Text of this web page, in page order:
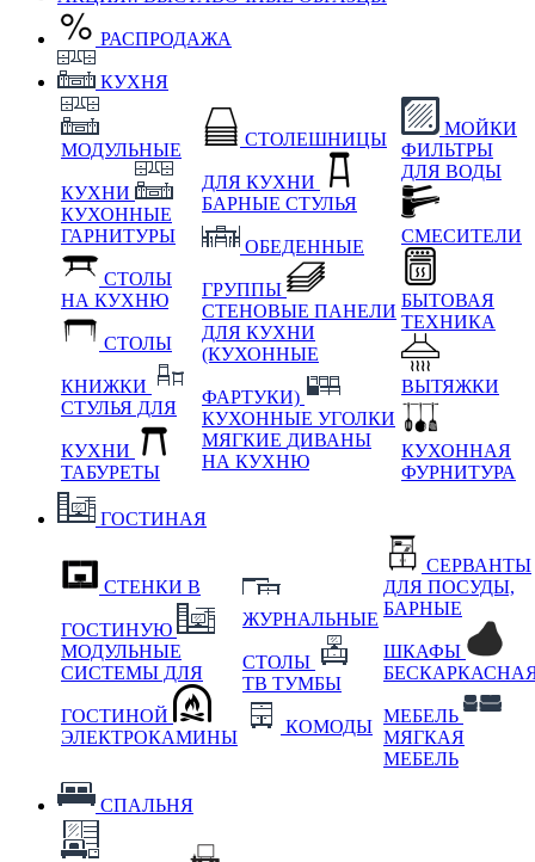
РАСПРОДАЖА
КУХНЯ
МОДУЛЬНЫЕ
КУХНИ
КУХОННЫЕ
ГАРНИТУРЫ
СТОЛЫ
НА КУХНЮ
СТОЛЫ
КНИЖКИ
СТУЛЬЯ ДЛЯ
КУХНИ
ТАБУРЕТЫ
СТОЛЕШНИЦЫ
ДЛЯ КУХНИ
БАРНЫЕ СТУЛЬЯ
ОБЕДЕННЫЕ
ГРУППЫ
СТЕНОВЫЕ ПАНЕЛИ
ДЛЯ КУХНИ
(КУХОННЫЕ
ФАРТУКИ)
КУХОННЫЕ УГОЛКИ
МЯГКИЕ ДИВАНЫ
НА КУХНЮ
МОЙКИ
ФИЛЬТРЫ
ДЛЯ ВОДЫ
СМЕСИТЕЛИ
БЫТОВАЯ
ТЕХНИКА
ВЫТЯЖКИ
КУХОННАЯ
ФУРНИТУРА
ГОСТИНАЯ
СТЕНКИ В
ГОСТИНУЮ
МОДУЛЬНЫЕ
СИСТЕМЫ ДЛЯ
ГОСТИНОЙ
ЭЛЕКТРОКАМИНЫ
ЖУРНАЛЬНЫЕ
СТОЛЫ
ТВ ТУМБЫ
КОМОДЫ
СЕРВАНТЫ
ДЛЯ ПОСУДЫ,
БАРНЫЕ
ШКАФЫ
МЕБЕЛЬ
МЯГКАЯ
МЕБЕЛЬ
СПАЛЬНЯ